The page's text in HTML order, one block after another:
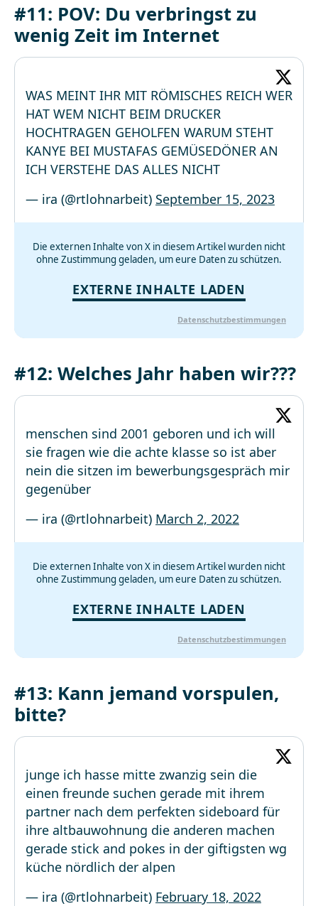
#11: POV: Du verbringst zu
wenig Zeit im Internet
WAS MEINT IHR MIT RÖMISCHES REICH WER
HAT WEM NICHT BEIM DRUCKER
HOCHTRAGEN GEHOLFEN WARUM STEHT
KANYE BEI MUSTAFAS GEMÜSEDÖNER AN
ICH VERSTEHE DAS ALLES NICHT
— ira (@rtlohnarbeit) September 15, 2023
Die externen Inhalte von X in diesem Artikel wurden nicht
ohne Zustimmung geladen, um eure Daten zu schützen.
EXTERNE INHALTE LADEN
Datenschutzbestimmungen
#12: Welches Jahr haben wir???
menschen sind 2001 geboren und ich will
sie fragen wie die achte klasse so ist aber
nein die sitzen im bewerbungsgespräch mir
gegenüber
— ira (@rtlohnarbeit) March 2, 2022
Die externen Inhalte von X in diesem Artikel wurden nicht
ohne Zustimmung geladen, um eure Daten zu schützen.
EXTERNE INHALTE LADEN
Datenschutzbestimmungen
#13: Kann jemand vorspulen,
bitte?
junge ich hasse mitte zwanzig sein die
einen freunde suchen gerade mit ihrem
partner nach dem perfekten sideboard für
ihre altbauwohnung die anderen machen
gerade stick and pokes in der giftigsten wg
küche nördlich der alpen
— ira (@rtlohnarbeit) February 18, 2022